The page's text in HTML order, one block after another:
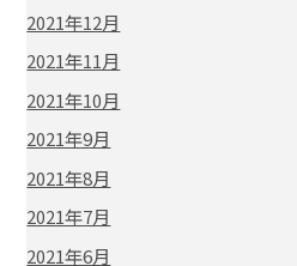
2021年12月
2021年11月
2021年10月
2021年9月
2021年8月
2021年7月
2021年6月